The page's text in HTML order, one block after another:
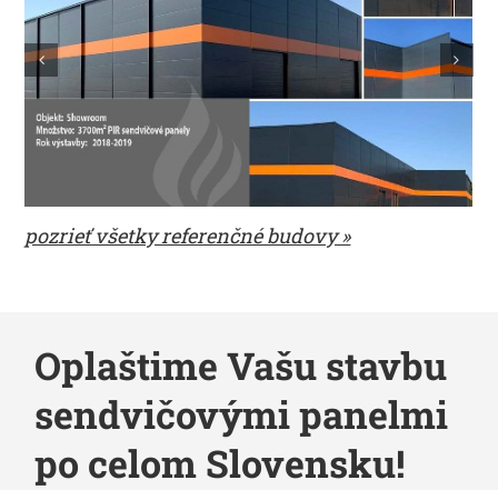
pozrieť všetky referenčné budovy »
Oplaštime Vašu stavbu
sendvičovými panelmi
po celom Slovensku!